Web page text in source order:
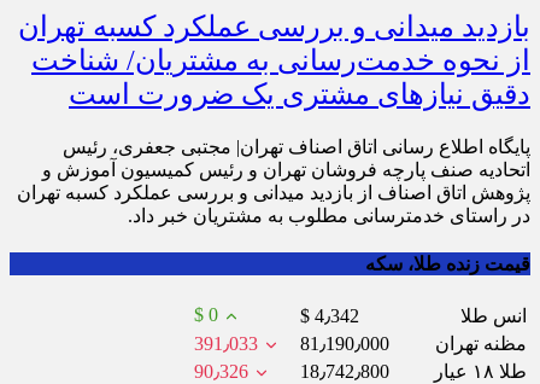
بازدید میدانی و بررسی عملکرد کسبه تهران
از نحوه خدمت‌رسانی به مشتریان/ شناخت
دقیق نیازهای مشتری یک ضرورت است
پایگاه اطلاع رسانی اتاق اصناف تهران| مجتبی جعفری، رئیس
اتحادیه صنف پارچه فروشان تهران و رئیس کمیسیون آموزش و
پژوهش اتاق اصناف از بازدید میدانی و بررسی عملکرد کسبه تهران
در راستای خدمت‎رسانی مطلوب به مشتریان خبر داد.
قیمت زنده طلا، سکه
انس طلا $ 4٫342
$ 0
مظنه تهران
81٫190٫000
391٫033
طلا ۱۸ عیار
18٫742٫800
90٫326